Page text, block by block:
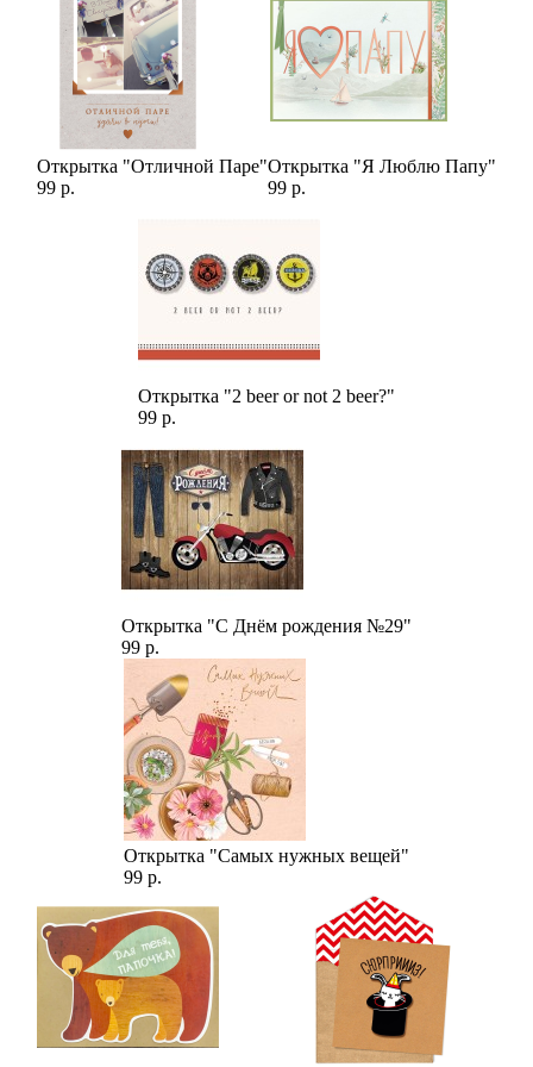
романтического подарка, так и для поздравления близких
людей или коллег по работе.
Открытка "Отличной Паре"
99 р.
Открытка "Я Люблю Папу"
99 р.
Открытка "2 beer or not 2 beer?"
99 р.
Открытка "С Днём рождения №29"
99 р.
Открытка "Самых нужных вещей"
99 р.